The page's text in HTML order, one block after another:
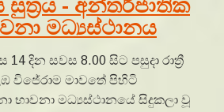
සුත්‍රය - අන්තර්ජාතික
මධ්‍යස්ථානය
දින සවස 8.00 සිට පසුදා රාත්‍රී
මාවතේ පිහිටි
භාවනා මධ්‍යස්ථානයේ සිදුකලා වූ